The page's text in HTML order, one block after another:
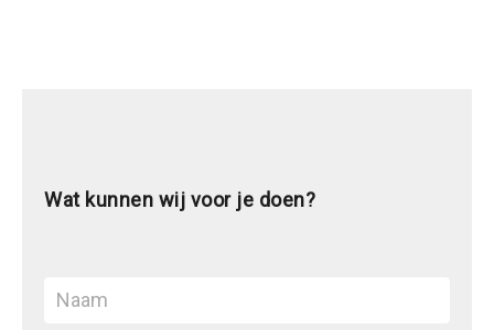
Wat kunnen wij voor je doen?